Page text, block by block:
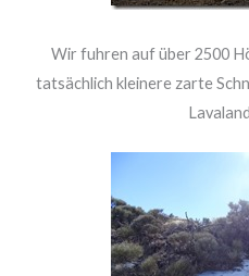
Wir fuhren auf über 2500
tatsächlich kleinere zarte